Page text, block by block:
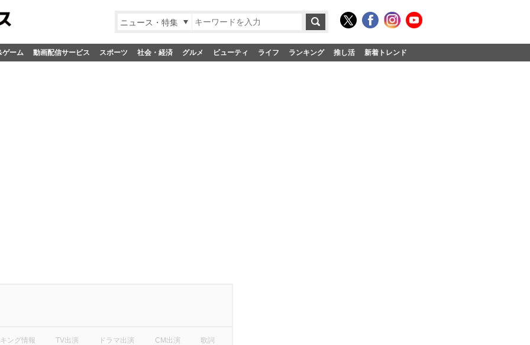
ニュース・特集
ゲーム 動画配信サービス スポーツ 社会・経済 グルメ ビューティ ライフ ランキング 推し活 新着トレンド
ング情報 TV出演 ドラマ出演 CM出演 歌詞